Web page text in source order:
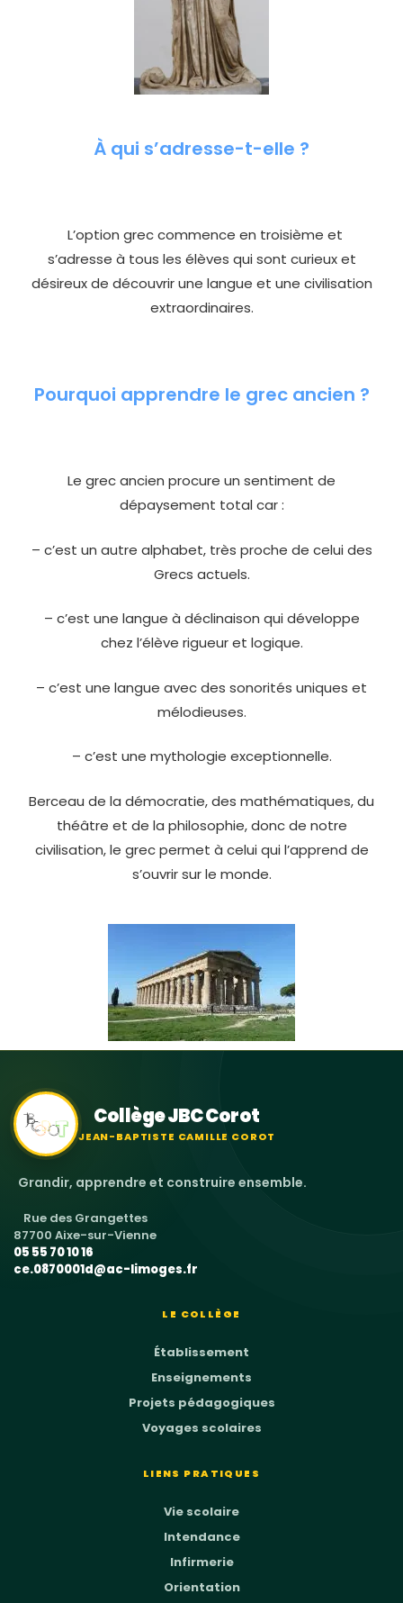
À qui s’adresse-t-elle ?
L’option grec commence en troisième et
s’adresse à tous les élèves qui sont curieux et
désireux de découvrir une langue et une civilisation
extraordinaires.
Pourquoi apprendre le grec ancien ?
Le grec ancien procure un sentiment de
dépaysement total car :
– c’est un autre alphabet, très proche de celui des
Grecs actuels.
– c’est une langue à déclinaison qui développe
chez l’élève rigueur et logique.
– c’est une langue avec des sonorités uniques et
mélodieuses.
– c’est une mythologie exceptionnelle.
Berceau de la démocratie, des mathématiques, du
théâtre et de la philosophie, donc de notre
civilisation, le grec permet à celui qui l’apprend de
s’ouvrir sur le monde.
Collège JBC Corot
JEAN-BAPTISTE CAMILLE COROT
Grandir, apprendre et construire ensemble.
Rue des Grangettes
87700 Aixe-sur-Vienne
05 55 70 10 16
ce.0870001d@ac-limoges.fr
LE COLLÈGE
Établissement
Enseignements
Projets pédagogiques
Voyages scolaires
LIENS PRATIQUES
Vie scolaire
Intendance
Infirmerie
Orientation